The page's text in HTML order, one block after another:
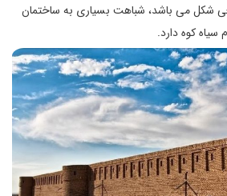
شکل می باشد، شباهت بسیاری به ساختمان
کوه دارد.